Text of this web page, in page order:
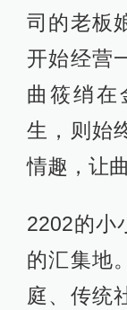
司的老板
开始经营
曲筱绡在
生，则始
情趣，让
2202的小
的汇集地
庭、传统